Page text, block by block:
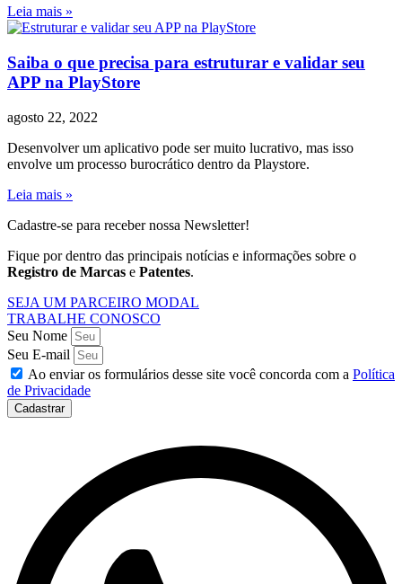
Leia mais »
Saiba o que precisa para estruturar e validar seu
APP na PlayStore
agosto 22, 2022
Desenvolver um aplicativo pode ser muito lucrativo, mas isso
envolve um processo burocrático dentro da Playstore.
Leia mais »
Cadastre-se para receber nossa Newsletter!
Fique por dentro das principais notícias e informações sobre o
Registro de Marcas e Patentes.
SEJA UM PARCEIRO MODAL
TRABALHE CONOSCO
Seu Nome
Seu E-mail
Ao enviar os formulários desse site você concorda com a Política
de Privacidade
Cadastrar